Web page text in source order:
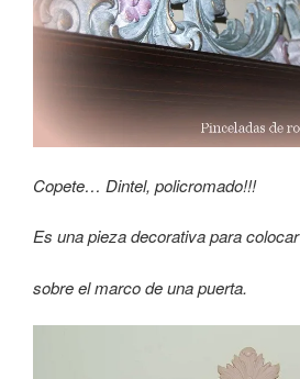
Copete… Dintel, policromado!!!
Es una pieza decorativa para colocar
sobre el marco de una puerta.